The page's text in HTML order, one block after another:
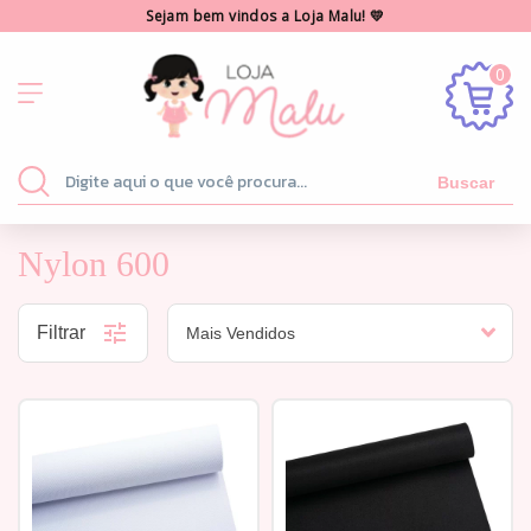
Sejam bem vindos a Loja Malu! 💛
0
Buscar
Nylon 600
Filtrar